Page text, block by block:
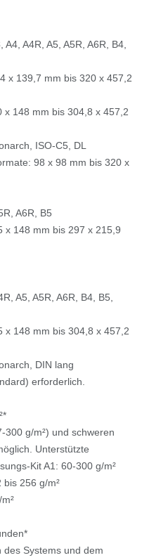
A4R, A5, A5R, A6R, B4,
x 139,7 mm bis 320 x 457,2
x 148 mm bis 304,8 x 457,2
ISO-C5, DL
98 x 98 mm bis 320 x
A6R, B5
x 148 mm bis 297 x 215,9
A5, A5R, A6R, B4, B5,
x 148 mm bis 304,8 x 457,2
DIN lang
erforderlich.
300 g/m²) und schweren
Unterstützte
Kit A1: 60-300 g/m²
256 g/m²
des Systems und dem